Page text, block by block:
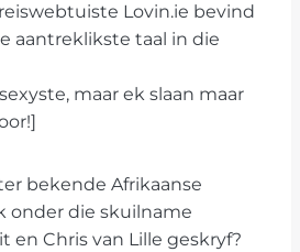
Lovin.ie bevind
aantreklikste taal in die
maar ek slaan maar
bekende Afrikaanse
onder die skuilname
en Chris van Lille geskryf?